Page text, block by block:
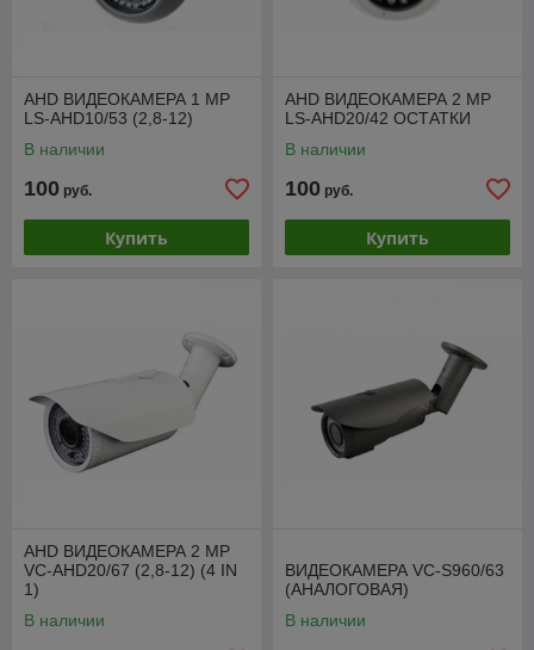
AHD ВИДЕОКАМЕРА 1 МР
LS-AHD10/53 (2,8-12)
В наличии
100 руб.
Купить
AHD ВИДЕОКАМЕРА 2 МР
LS-AHD20/42 ОСТАТКИ
В наличии
100 руб.
Купить
AHD ВИДЕОКАМЕРА 2 МР
VC-AHD20/67 (2,8-12) (4 IN
1)
В наличии
ВИДЕОКАМЕРА VC-S960/63
(АНАЛОГОВАЯ)
В наличии